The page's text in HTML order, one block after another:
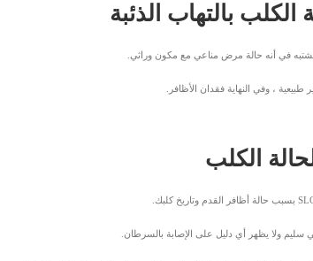
بالتهاب الذئبة
في أنه حالة مرض مناعي مع مكون وراثي.
طبيعية ، وفي النهاية فقدان الأظافر.
الكلب
سليم ولا يظهر أي دليل على الإصابة بالسرطان.